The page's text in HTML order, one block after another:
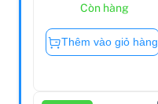
Còn hàng
Thêm vào giỏ hàng